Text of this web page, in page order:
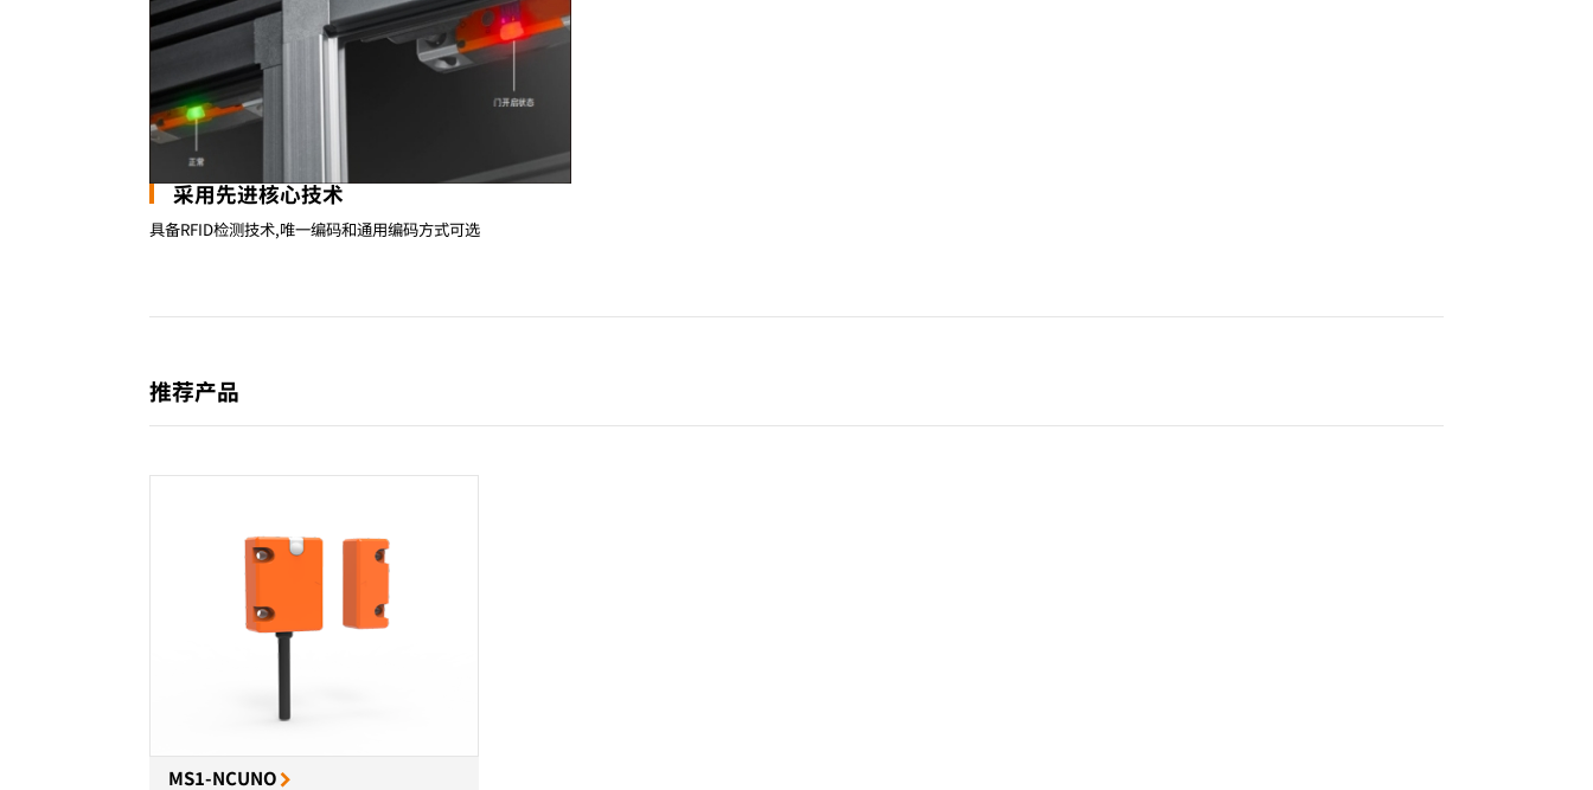
采用先进核心技术
具备RFID检测技术,唯一编码和通用编码方式可选
推荐产品
MS1-NCUNO